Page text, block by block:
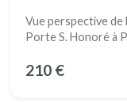
Vue perspective de
Porte S. Honoré à
210 €